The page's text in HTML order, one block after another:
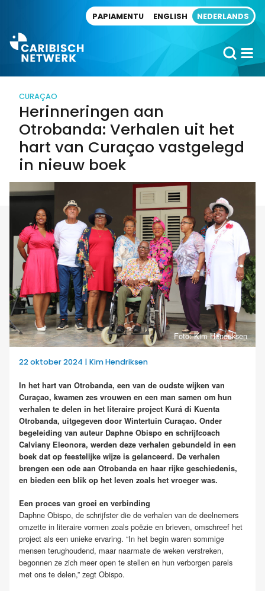
PAPIAMENTU ENGLISH NEDERLANDS
CURAÇAO
Herinneringen aan
Otrobanda: Verhalen uit het
hart van Curaçao vastgelegd
in nieuw boek
Foto: Kim Hendriksen
22 oktober 2024 | Kim Hendriksen
In het hart van Otrobanda, een van de oudste wijken van
Curaçao, kwamen zes vrouwen en een man samen om hun
verhalen te delen in het literaire project Kurá di Kuenta
Otrobanda, uitgegeven door Wintertuin Curaçao. Onder
begeleiding van auteur Daphne Obispo en schrijfcoach
Calviany Eleonora, werden deze verhalen gebundeld in een
boek dat op feestelijke wijze is gelanceerd. De verhalen
brengen een ode aan Otrobanda en haar rijke geschiedenis,
en bieden een blik op het leven zoals het vroeger was.
Een proces van groei en verbinding
Daphne Obispo, de schrijfster die de verhalen van de deelnemers
omzette in literaire vormen zoals poëzie en brieven, omschreef het
project als een unieke ervaring. “In het begin waren sommige
mensen terughoudend, maar naarmate de weken verstreken,
begonnen ze zich meer open te stellen en hun verborgen parels
met ons te delen,” zegt Obispo.